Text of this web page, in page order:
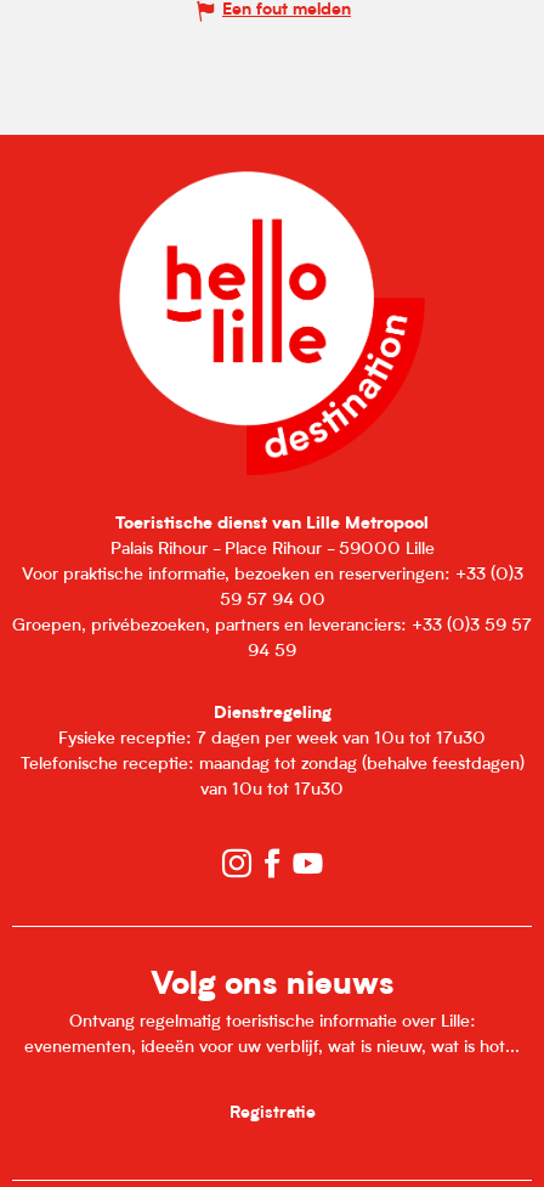
Een fout melden
Toeristische dienst van Lille Metropool
Palais Rihour - Place Rihour - 59000 Lille
Voor praktische informatie, bezoeken en reserveringen: +33 (0)3
59 57 94 00
Groepen, privébezoeken, partners en leveranciers: +33 (0)3 59 57
94 59
Dienstregeling
Fysieke receptie: 7 dagen per week van 10u tot 17u30
Telefonische receptie: maandag tot zondag (behalve feestdagen)
van 10u tot 17u30
Volg ons nieuws
Ontvang regelmatig toeristische informatie over Lille:
evenementen, ideeën voor uw verblijf, wat is nieuw, wat is hot...
Registratie